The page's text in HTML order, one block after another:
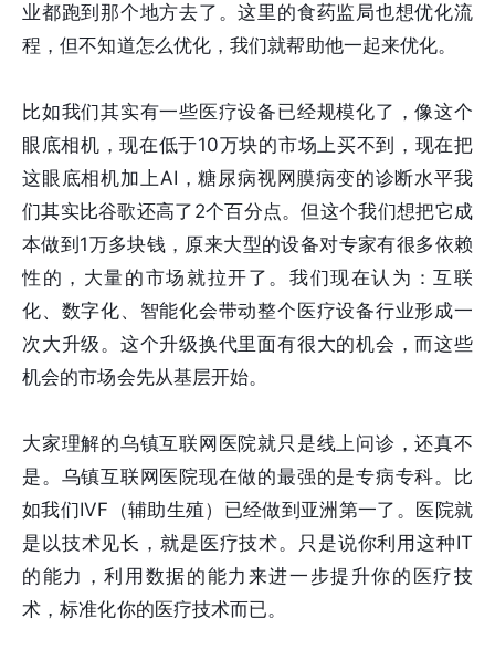
业都跑到那个地方去了。这里的食药监局也想优化流
程，但不知道怎么优化，我们就帮助他一起来优化。
比如我们其实有一些医疗设备已经规模化了，像这个
眼底相机，现在低于10万块的市场上买不到，现在把
这眼底相机加上AI，糖尿病视网膜病变的诊断水平我
们其实比谷歌还高了2个百分点。但这个我们想把它成
本做到1万多块钱，原来大型的设备对专家有很多依赖
性的，大量的市场就拉开了。我们现在认为：互联
化、数字化、智能化会带动整个医疗设备行业形成一
次大升级。这个升级换代里面有很大的机会，而这些
机会的市场会先从基层开始。
大家理解的乌镇互联网医院就只是线上问诊，还真不
是。乌镇互联网医院现在做的最强的是专病专科。比
如我们IVF（辅助生殖）已经做到亚洲第一了。医院就
是以技术见长，就是医疗技术。只是说你利用这种IT
的能力，利用数据的能力来进一步提升你的医疗技
术，标准化你的医疗技术而已。